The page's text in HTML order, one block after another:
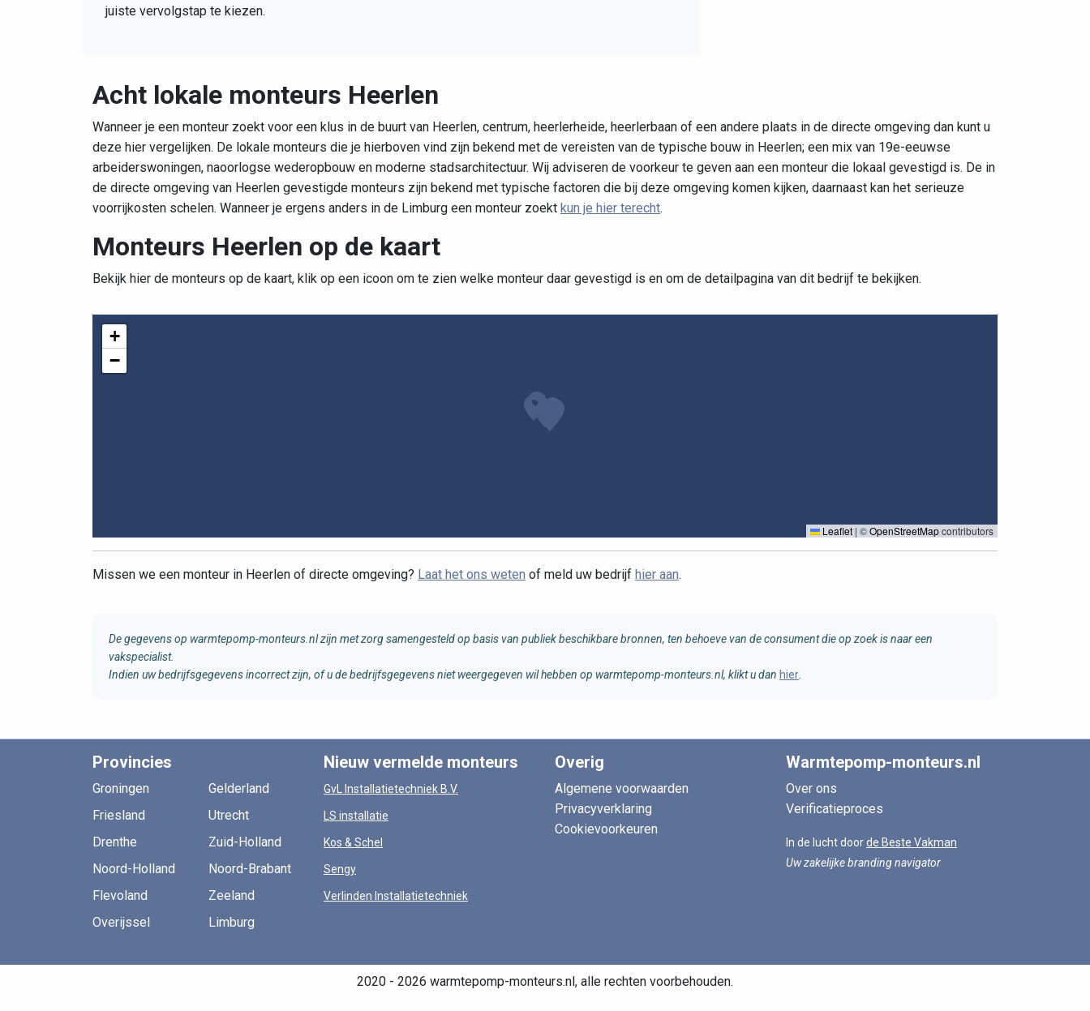
juiste vervolgstap te kiezen.
Acht lokale monteurs Heerlen
Wanneer je een monteur zoekt voor een klus in de buurt van Heerlen, centrum, heerlerheide, heerlerbaan of een andere plaats in de directe omgeving dan kunt u
deze hier vergelijken. De lokale monteurs die je hierboven vind zijn bekend met de vereisten van de typische bouw in Heerlen; een mix van 19e-eeuwse
arbeiderswoningen, naoorlogse wederopbouw en moderne stadsarchitectuur. Wij adviseren de voorkeur te geven aan een monteur die lokaal gevestigd is. De in
de directe omgeving van Heerlen gevestigde monteurs zijn bekend met typische factoren die bij deze omgeving komen kijken, daarnaast kan het serieuze
voorrijkosten schelen. Wanneer je ergens anders in de Limburg een monteur zoekt kun je hier terecht.
Monteurs Heerlen op de kaart
Bekijk hier de monteurs op de kaart, klik op een icoon om te zien welke monteur daar gevestigd is en om de detailpagina van dit bedrijf te bekijken.
+
−
Leaflet | ©OpenStreetMapcontributors
Missen we een monteur in Heerlen of directe omgeving? Laat het ons weten of meld uw bedrijf hier aan.
De gegevens op warmtepomp-monteurs.nl zijn met zorg samengesteld op basis van publiek beschikbare bronnen, ten behoeve van de consument die op zoek is naar een
vakspecialist.
Indien uw bedrijfsgegevens incorrect zijn, of u de bedrijfsgegevens niet weergegeven wil hebben op warmtepomp-monteurs.nl, klikt u dan hier
Provincies
Groningen
Friesland
Drenthe
Noord-Holland
Flevoland
Overijssel
Gelderland
Utrecht
Zuid-Holland
Noord-Brabant
Zeeland
Limburg
Nieuw vermelde monteurs
GvL Installatietechniek B.V.
LS installatie
Kos & Schel
Sengy
Verlinden Installatietechniek
Overig
Algemene voorwaarden
Privacyverklaring
Cookievoorkeuren
Warmtepomp-monteurs.nl
Over ons
Verificatieproces
In de lucht doorde Beste Vakman
Uw zakelijke branding navigator
2020 - 2026 warmtepomp-monteurs.nl, alle rechten voorbehouden.